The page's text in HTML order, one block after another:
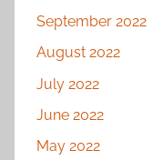
September 2022
August 2022
July 2022
June 2022
May 2022